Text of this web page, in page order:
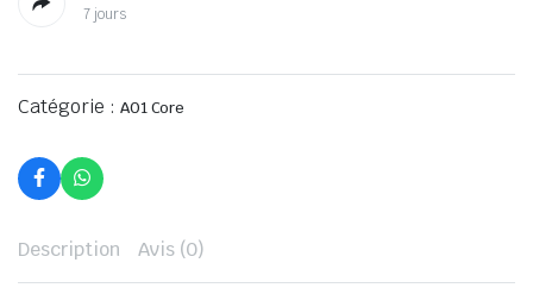
7 jours
Catégorie : A01 Core
Description Avis (0)